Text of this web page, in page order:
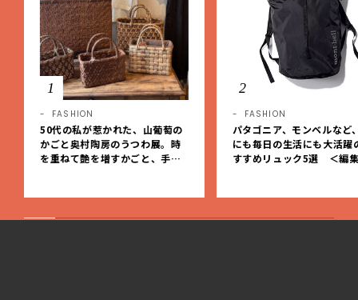
1
FASHION
50代の私が惹かれた、山葡萄の
かごと奥村陶房のうつわ展。時
を重ねて艶を増すかごと、手仕
2
FASHION
パタゴニア、モンベルなど
にも毎日の生活にも大活躍
すすめリュック5選 ＜編